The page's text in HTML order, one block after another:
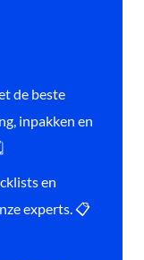
de beste
inpakken en
en
experts. 📋